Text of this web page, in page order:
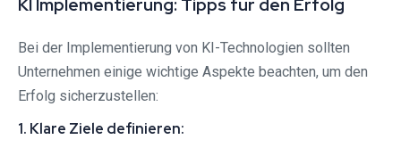
KI Implementierung: Tipps für den Erfolg
Bei der Implementierung von KI-Technologien sollten
Unternehmen einige wichtige Aspekte beachten, um den
Erfolg sicherzustellen:
1. Klare Ziele definieren: